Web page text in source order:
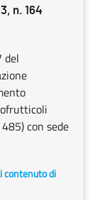
n. 164
del
485) con sede
contenuto di